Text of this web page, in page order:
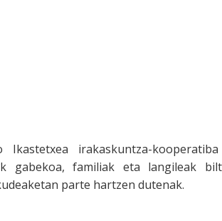
Ikastetxea irakaskuntza-
gabekoa, familiak eta langileak
parte hartzen dutenak.